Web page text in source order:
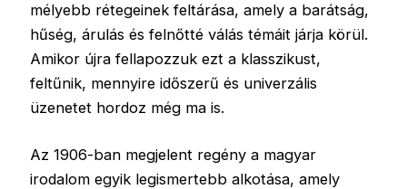
mélyebb rétegeinek feltárása, amely a barátság,
hűség, árulás és felnőtté válás témáit járja körül.
Amikor újra fellapozzuk ezt a klasszikust,
feltűnik, mennyire időszerű és univerzális
üzenetet hordoz még ma is.
Az 1906-ban megjelent regény a magyar
irodalom egyik legismertebb alkotása, amely